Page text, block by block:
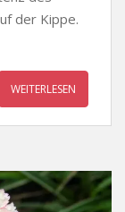
der Kippe.
WEITERLESEN